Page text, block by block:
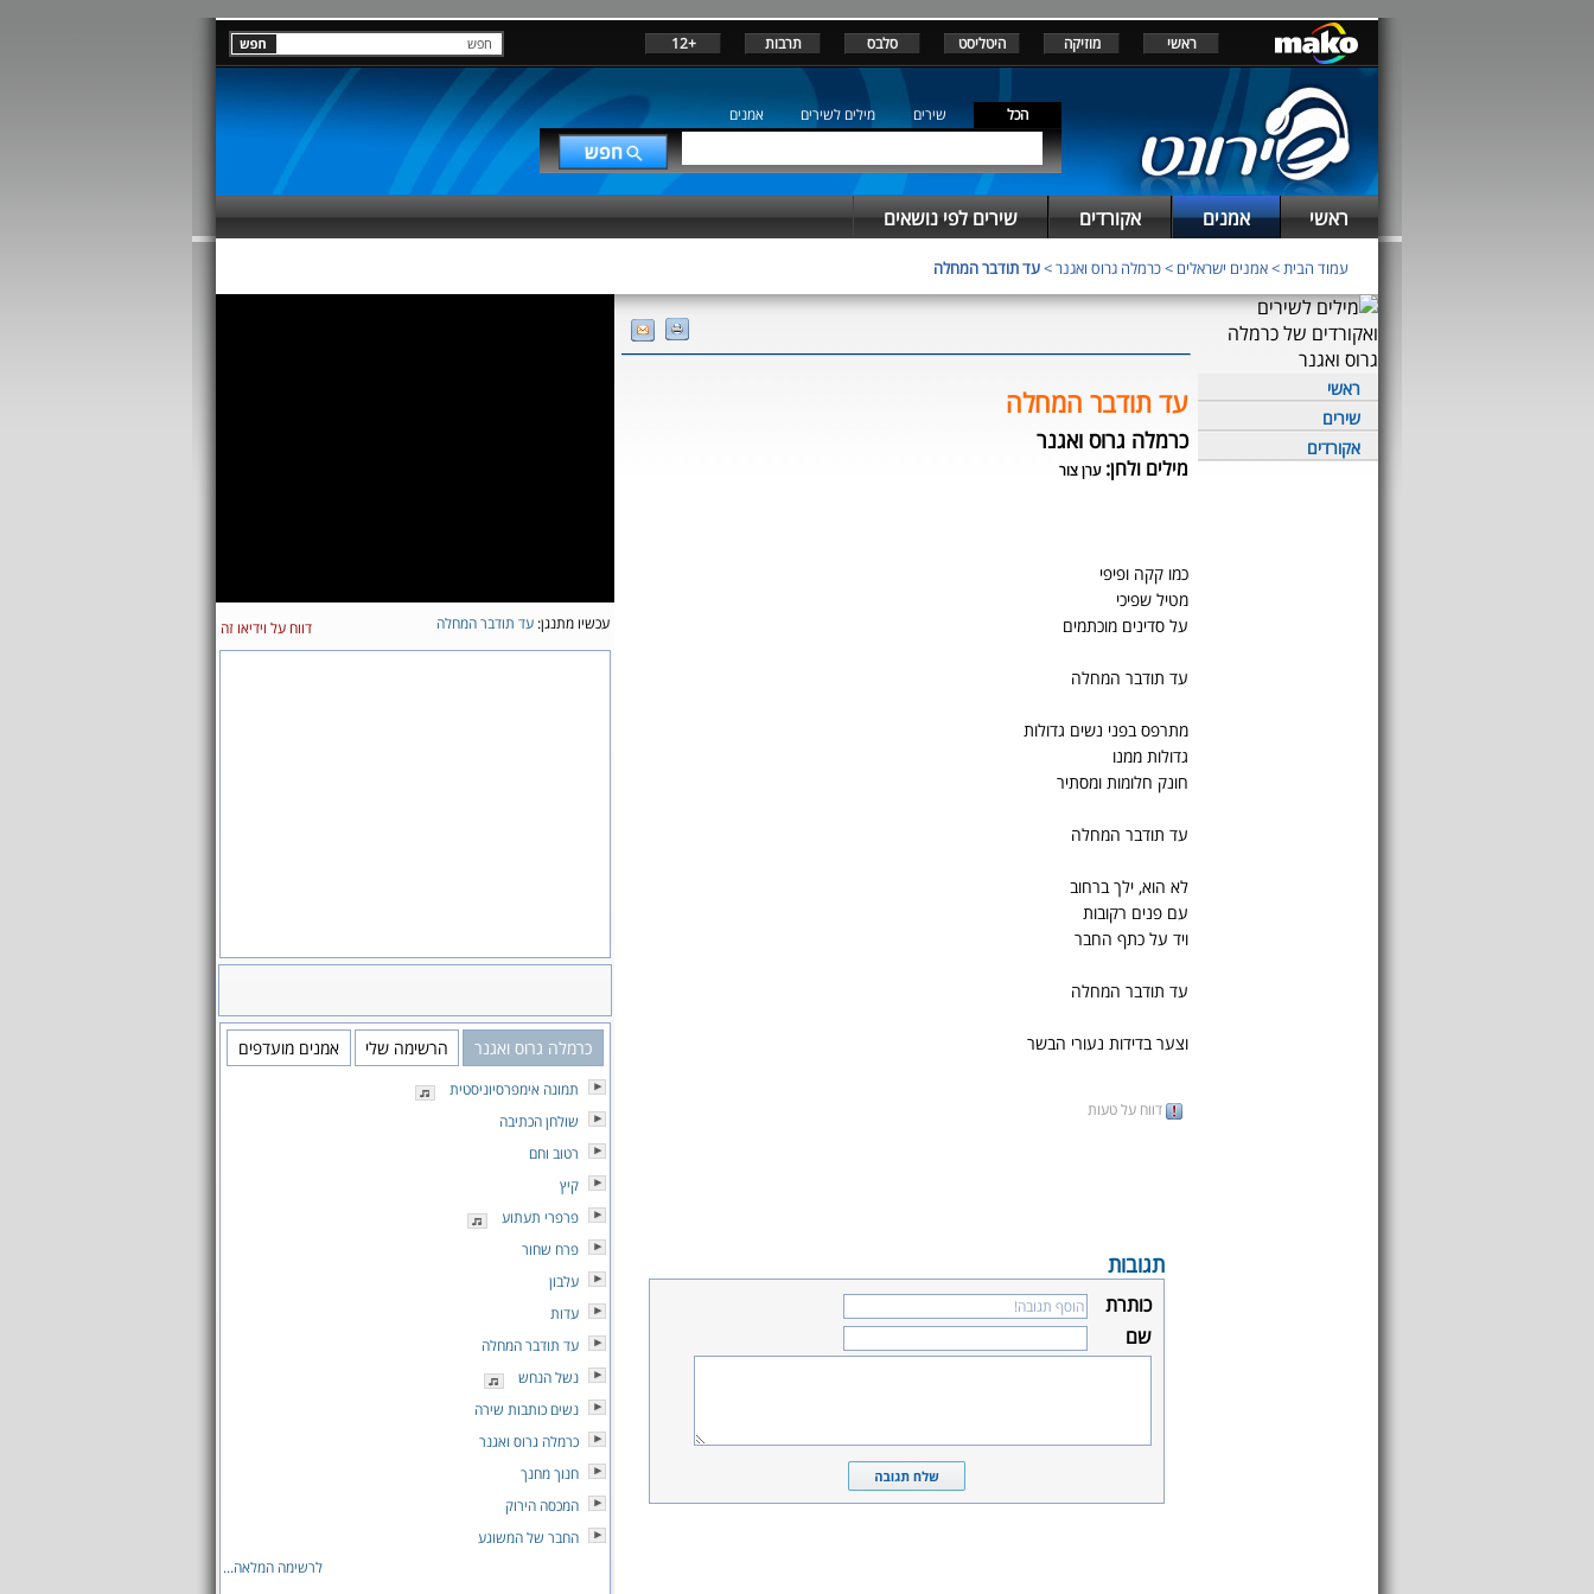
ראשי מוזיקה היטליסט סלבס תרבות +12
הכל שירים מילים לשירים אמנים
ראשי אמנים אקורדים שירים לפי נושאים
עמוד הבית>אמנים ישראלים >כרמלה גרוס ואגנר>עד תודבר המחלה
ראשי
שירים
אקורדים
עד תודבר המחלה
כרמלה גרוס ואגנר
מילים ולחן:ערן צור
כמו קקה ופיפי
מטיל שפיכי
על סדינים מוכתמים
עד תודבר המחלה
מתרפס בפני נשים גדולות
גדולות ממנו
חונק חלומות ומסתיר
עד תודבר המחלה
לא הוא, ילך ברחוב
עם פנים רקובות
ויד על כתף החבר
עד תודבר המחלה
וצער בדידות נעורי הבשר
דווח על טעות
תגובות
כותרת
שם
עכשיו מתנגן: עד תודבר המחלה דווח על וידיאו זה
כרמלה גרוס ואגנר הרשימה שלי אמנים מועדפים
תמונה אימפרסיוניסטית
שולחן הכתיבה
רטוב וחם
קיץ
פרפרי תעתוע
פרח שחור
עלבון
עדות
עד תודבר המחלה
נשל הנחש
נשים כותבות שירה
כרמלה גרוס ואגנר
חנוך מחנך
המכסה הירוק
החבר של המשוגע
לרשימה המלאה...